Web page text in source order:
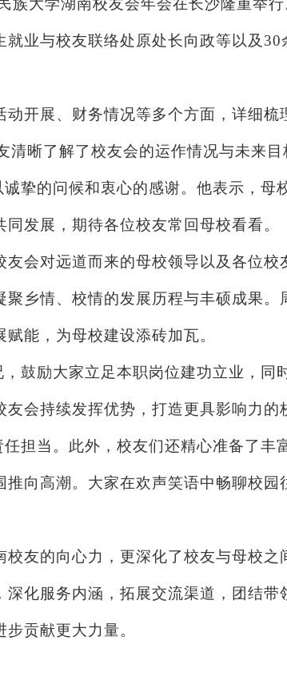
业与校友联络处原处长向政等以及30
开展、财务情况等多个方面，详细梳
晰了解了校友会的运作情况与未来目
挚的问候和衷心的感谢。他表示，母
发展，期待各位校友常回母校看看。
友会对远道而来的母校领导以及各位校
乡情、校情的发展历程与丰硕成果。
能，为母校建设添砖加瓦。
鼓励大家立足本职岗位建功立业，同
会持续发挥优势，打造更具影响力的
担当。此外，校友们还精心准备了丰
向高潮。大家在欢声笑语中畅聊校园
友的向心力，更深化了校友与母校之
化服务内涵，拓展交流渠道，团结带
贡献更大力量。